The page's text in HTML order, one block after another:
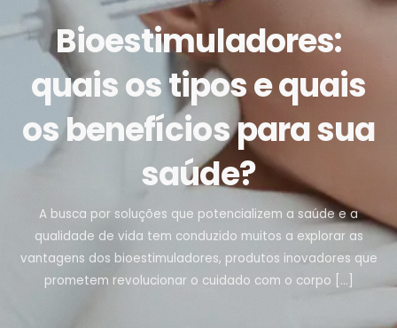
Bioestimuladores:
quais os tipos e quais
os benefícios para sua
saúde?
A busca por soluções que potencializem a saúde e a
qualidade de vida tem conduzido muitos a explorar as
vantagens dos bioestimuladores, produtos inovadores que
prometem revolucionar o cuidado com o corpo […]